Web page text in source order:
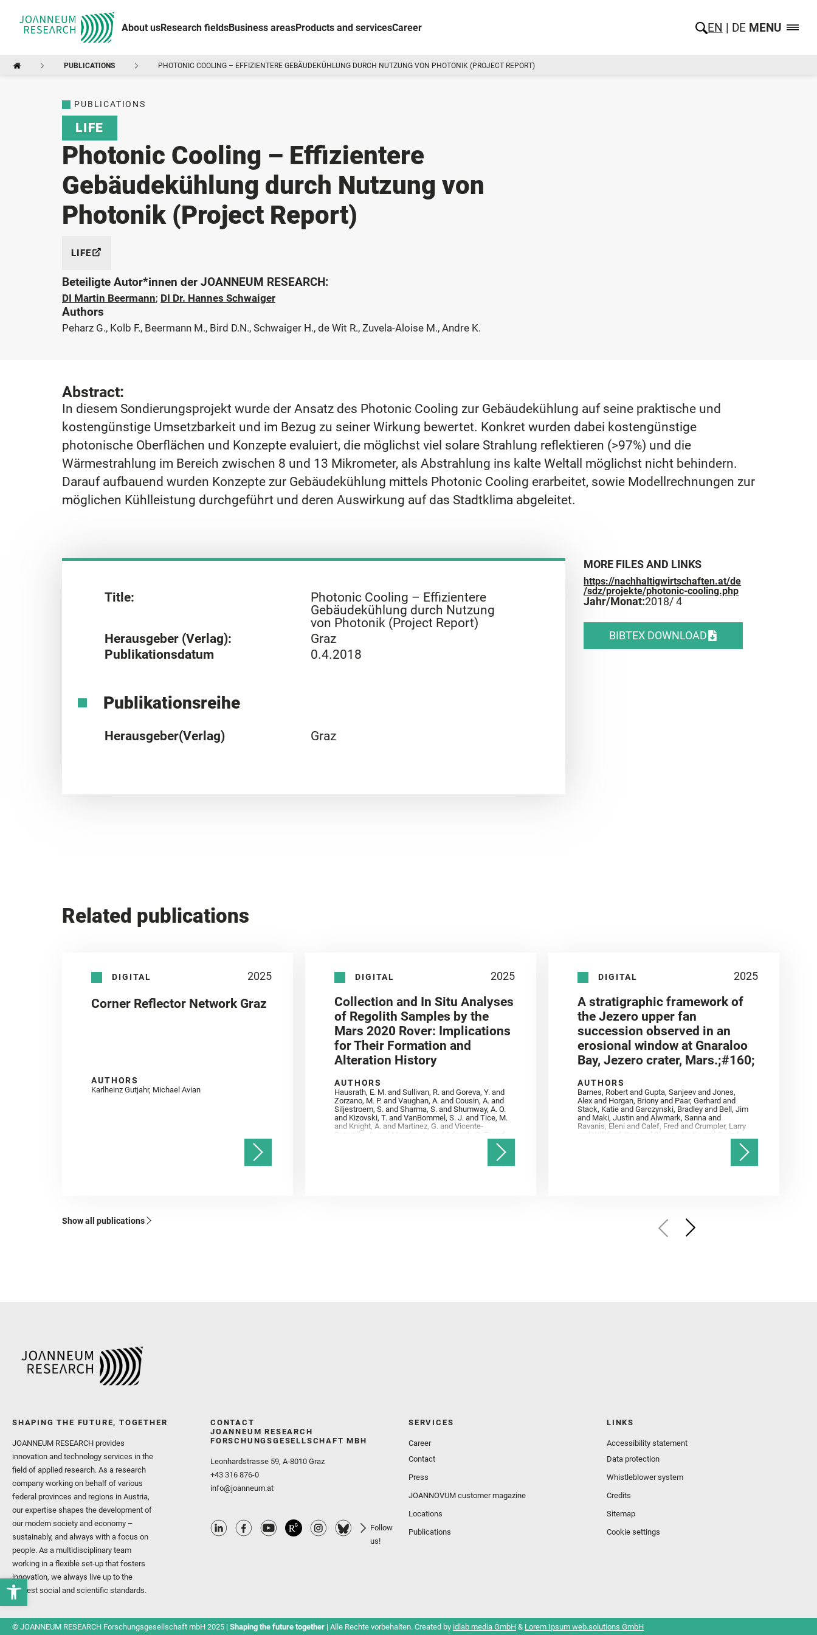
About usResearch fieldsBusiness areasProducts and servicesCareer EN DE MENU
PUBLICATIONS PHOTONIC COOLING – EFFIZIENTERE GEBÄUDEKÜHLUNG DURCH NUTZUNG VON PHOTONIK (PROJECT REPORT)
PUBLICATIONS
LIFE
Photonic Cooling – Effizientere
Gebäudekühlung durch Nutzung von
Photonik (Project Report)
LIFE
Beteiligte Autor*innen der JOANNEUM RESEARCH:
DI Martin Beermann; DI Dr. Hannes Schwaiger
Authors
Peharz G., Kolb F., Beermann M., Bird D.N., Schwaiger H., de Wit R., Zuvela-Aloise M., Andre K.
Abstract:
In diesem Sondierungsprojekt wurde der Ansatz des Photonic Cooling zur Gebäudekühlung auf seine praktische und
kostengünstige Umsetzbarkeit und im Bezug zu seiner Wirkung bewertet. Konkret wurden dabei kostengünstige
photonische Oberflächen und Konzepte evaluiert, die möglichst viel solare Strahlung reflektieren (>97%) und die
Wärmestrahlung im Bereich zwischen 8 und 13 Mikrometer, als Abstrahlung ins kalte Weltall möglichst nicht behindern.
Darauf aufbauend wurden Konzepte zur Gebäudekühlung mittels Photonic Cooling erarbeitet, sowie Modellrechnungen zur
möglichen Kühlleistung durchgeführt und deren Auswirkung auf das Stadtklima abgeleitet.
Title:
Photonic Cooling – Effizientere
Gebäudekühlung durch Nutzung
von Photonik (Project Report)
Herausgeber (Verlag):
Graz
Publikationsdatum
0.4.2018
Publikationsreihe
Herausgeber(Verlag) Graz
MORE FILES AND LINKS
https://nachhaltigwirtschaften.at/de
/sdz/projekte/photonic-cooling.php
Jahr/Monat:2018/ 4
BIBTEX DOWNLOAD
Related publications
DIGITAL 2025
Corner Reflector Network Graz
AUTHORS
Karlheinz Gutjahr, Michael Avian
DIGITAL 2025
Collection and In Situ Analyses
of Regolith Samples by the
Mars 2020 Rover: Implications
for Their Formation and
Alteration History
AUTHORS
Hausrath, E. M. and Sullivan, R. and Goreva, Y. and
Zorzano, M. P. and Vaughan, A. and Cousin, A. and
Siljestroem, S. and Sharma, S. and Shumway, A. O.
and Kizovski, T. and VanBommel, S. J. and Tice, M.
and Knight, A. and Martinez, G. and Vicente‐
Retortillo, A. and Mandon, L. and Adcock, C. T. and
Madariaga, J. M. and Población, I. and Johnson, J.
R. and Lasue, J. and Gasnault, O. and Randazzo, N.
and Cardarelli, E. L. and Kronyak, R. and Bechtold,
DIGITAL 2025
A stratigraphic framework of
the Jezero upper fan
succession observed in an
erosional window at Gnaraloo
Bay, Jezero crater, Mars.;#160;
AUTHORS
Barnes, Robert and Gupta, Sanjeev and Jones,
Alex and Horgan, Briony and Paar, Gerhard and
Stack, Katie and Garczynski, Bradley and Bell, Jim
and Maki, Justin and Alwmark, Sanna and
Ravanis, Eleni and Calef, Fred and Crumpler, Larry
and Williford, Ken and Simon, Justin and Gwizd,
Samantha and Farley, Ken and Tate, Christian and
Show all publications
SHAPING THE FUTURE, TOGETHER
JOANNEUM RESEARCH provides
innovation and technology services in the
field of applied research. As a research
company working on behalf of various
federal provinces and regions in Austria,
our expertise shapes the development of
our modern society and economy –
sustainably, and always with a focus on
people. As a multidisciplinary team
working in a flexible set-up that fosters
innovation, we always live up to the
highest social and scientific standards.
CONTACT
JOANNEUM RESEARCH
FORSCHUNGSGESELLSCHAFT MBH
Leonhardstrasse 59, A-8010 Graz
+43 316 876-0
info@joanneum.at
Follow
us!
SERVICES
Career
Contact
Press
JOANNOVUM customer magazine
Locations
Publications
LINKS
Accessibility statement
Data protection
Whistleblower system
Credits
Sitemap
Cookie settings
© JOANNEUM RESEARCH Forschungsgesellschaft mbH 2025 | Shaping the future together | Alle Rechte vorbehalten. Created by idlab media GmbH & Lorem Ipsum web.solutions GmbH